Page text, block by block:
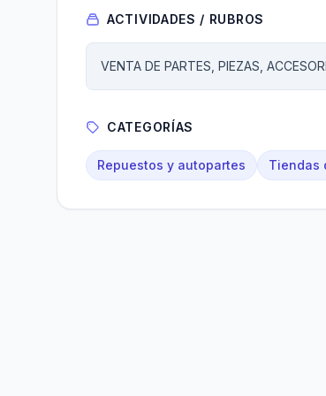
ACTIVIDADES / RUBROS
VENTA DE PARTES, PIEZAS,
CATEGORÍAS
Repuestos y autopartes Tiendas